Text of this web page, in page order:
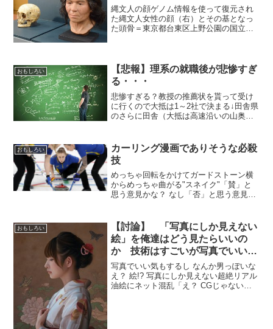
縄文人の顔ゲノム情報を使って復元され
た縄文人女性の顔（右）とその基となっ
た頭骨＝東京都台東区上野公園の国立科
にいそう 毎朝見かけ...
おもしろい
【悲報】理系の就職後が悲惨すぎ
る・・・
悲惨すぎる？教授の推薦状を貰って受け
に行くので大抵は1～2社で決まる↓田舎県
のさらに田舎（大抵は高速沿いの山奥）
飲食店だけ、スーパーに行くにも車で30
分、休日はドライ...
おもしろい
カーリング漫画でありそうな必殺
技
めっちゃ回転をかけてガードストーン横
からめっちゃ曲がる"スネイク"「賛」と
思う意見かな？ なし「否」と思う意見か
トーンを増やす ストーンの回転で竜巻を
おこして自...
おもしろい
【討論】 「写真にしか見えない
絵」を俺達はどう見たらいいの
か 技術はすごいが写真でいい気
もするし
写真でいい気もするし なんか男っぽいな
え？ 絵!? 写真にしか見えない超絶リアル
油絵にネット混乱「え？ CGじゃない